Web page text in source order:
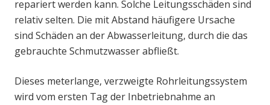
repariert werden kann. Solche Leitungsschäden sind
relativ selten. Die mit Abstand häufigere Ursache
sind Schäden an der Abwasserleitung, durch die das
gebrauchte Schmutzwasser abfließt.
Dieses meterlange, verzweigte Rohrleitungssystem
wird vom ersten Tag der Inbetriebnahme an